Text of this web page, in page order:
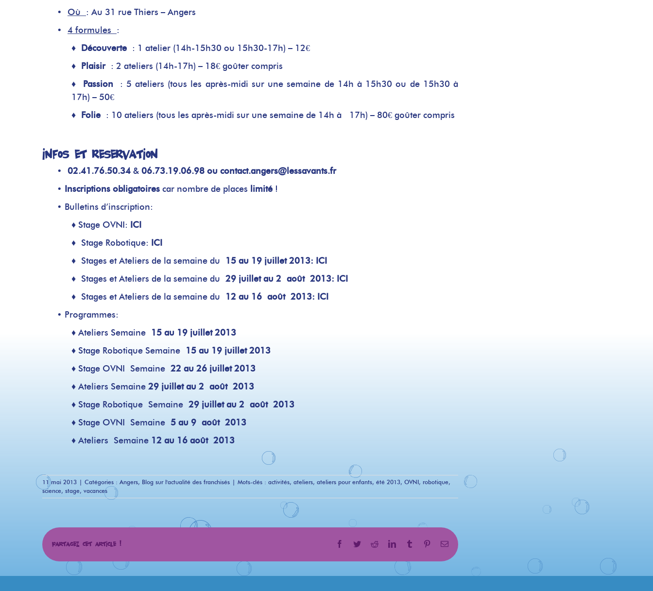
• Où : Au 31 rue Thiers – Angers
• 4 formules :
♦ Découverte : 1 atelier (14h-15h30 ou 15h30-17h) – 12€
♦ Plaisir : 2 ateliers (14h-17h) – 18€ goûter compris
♦ Passion
: 5 ateliers (tous les après-midi sur une semaine de 14h à 15h30 ou de 15h30 à
17h) – 50€
♦ Folie : 10 ateliers (tous les après-midi sur une semaine de 14h à 17h) – 80€ goûter compris
Infos et réservation
• 02.41.76.50.34 & 06.73.19.06.98 ou contact.angers@lessavants.fr
• Inscriptions obligatoires car nombre de places limité !
• Bulletins d’inscription:
♦ Stage OVNI: ICI
♦ Stage Robotique: ICI
♦ Stages et Ateliers de la semaine du 15 au 19 juillet 2013: ICI
♦ Stages et Ateliers de la semaine du 29 juillet au 2 août 2013: ICI
♦ Stages et Ateliers de la semaine du 12 au 16 août 2013: ICI
• Programmes:
♦ Ateliers Semaine 15 au 19 juillet 2013
♦ Stage Robotique Semaine 15 au 19 juillet 2013
♦ Stage OVNI Semaine 22 au 26 juillet 2013
♦ Ateliers Semaine 29 juillet au 2 août 2013
♦ Stage Robotique Semaine 29 juillet au 2 août 2013
♦ Stage OVNI Semaine 5 au 9 août 2013
♦ Ateliers Semaine 12 au 16 août 2013
11 mai 2013 | Catégories : Angers, Blog sur l'actualité des franchisés | Mots-clés : activités, ateliers, ateliers pour enfants, été 2013, OVNI, robotique,
science, stage, vacances
Partagez cet article ! Facebook
TwitterRedditLinkedInTumblr PinterestEmail